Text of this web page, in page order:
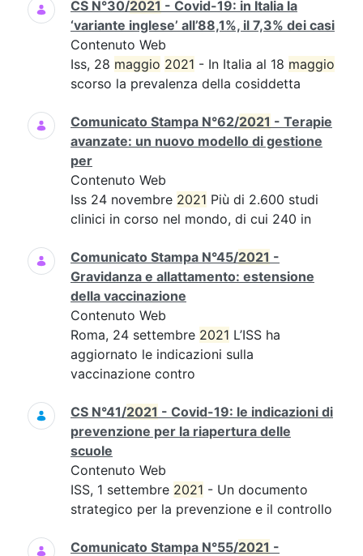
CS N°30/2021 - Covid-19: in Italia la
‘variante inglese’ all’88,1%, il 7,3% dei casi
Contenuto Web
Iss, 28 maggio 2021 - In Italia al 18 maggio
scorso la prevalenza della cosiddetta
Comunicato Stampa N°62/2021 - Terapie
avanzate: un nuovo modello di gestione
per
Contenuto Web
Iss 24 novembre 2021 Più di 2.600 studi
clinici in corso nel mondo, di cui 240 in
Comunicato Stampa N°45/2021 -
Gravidanza e allattamento: estensione
della vaccinazione
Contenuto Web
Roma, 24 settembre 2021 L’ISS ha
aggiornato le indicazioni sulla
vaccinazione contro
CS N°41/2021 - Covid-19: le indicazioni di
prevenzione per la riapertura delle
scuole
Contenuto Web
ISS, 1 settembre 2021 - Un documento
strategico per la prevenzione e il controllo
Comunicato Stampa N°55/2021 -